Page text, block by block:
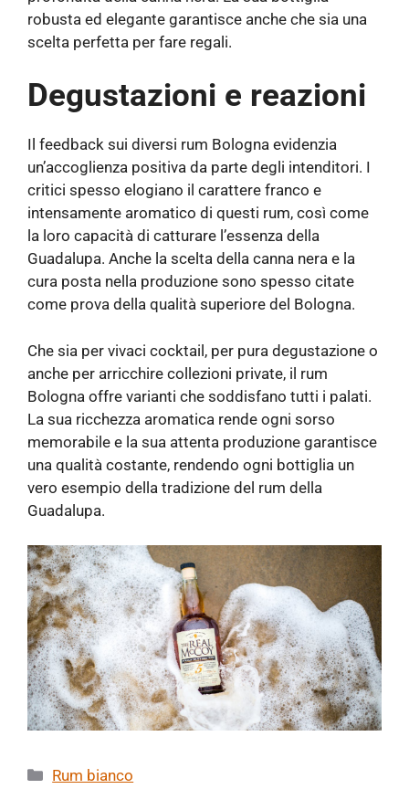
robusta ed elegante garantisce anche che sia una
scelta perfetta per fare regali.
Degustazioni e reazioni
Il feedback sui diversi rum Bologna evidenzia
un’accoglienza positiva da parte degli intenditori. I
critici spesso elogiano il carattere franco e
intensamente aromatico di questi rum, così come
la loro capacità di catturare l’essenza della
Guadalupa. Anche la scelta della canna nera e la
cura posta nella produzione sono spesso citate
come prova della qualità superiore del Bologna.
Che sia per vivaci cocktail, per pura degustazione o
anche per arricchire collezioni private, il rum
Bologna offre varianti che soddisfano tutti i palati.
La sua ricchezza aromatica rende ogni sorso
memorabile e la sua attenta produzione garantisce
una qualità costante, rendendo ogni bottiglia un
vero esempio della tradizione del rum della
Guadalupa.
Categorie
Rum bianco